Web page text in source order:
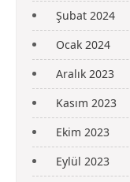
Şubat 2024
Ocak 2024
Aralık 2023
Kasım 2023
Ekim 2023
Eylül 2023